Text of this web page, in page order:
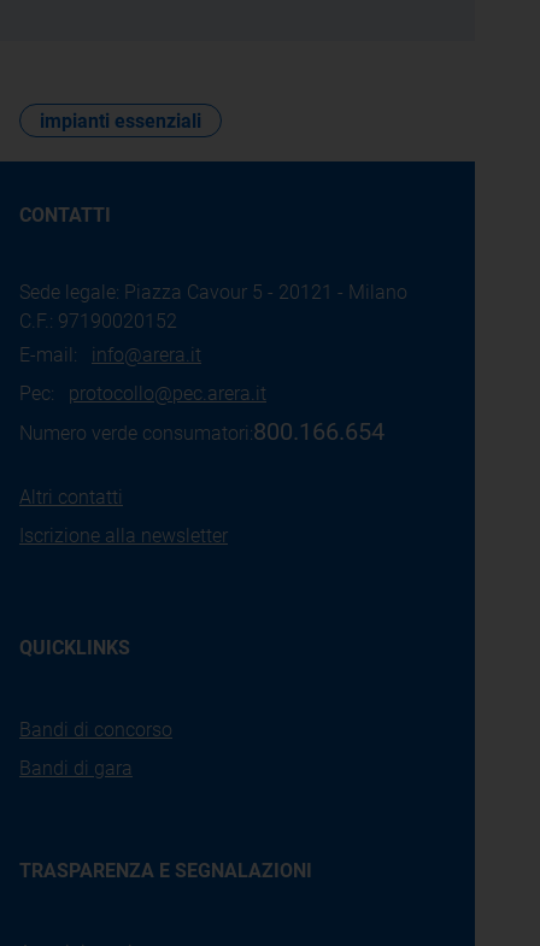
impianti essenziali
CONTATTI
Sede legale: Piazza Cavour 5 - 20121 - Milano
C.F.: 97190020152
E-mail: info@arera.it
Pec: protocollo@pec.arera.it
Numero verde consumatori:800.166.654
Altri contatti
Iscrizione alla newsletter
QUICKLINKS
Bandi di concorso
Bandi di gara
TRASPARENZA E SEGNALAZIONI